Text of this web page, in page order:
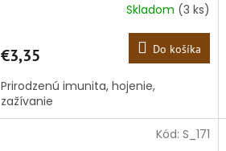
Skladom (3 ks)
€3,35 Do košíka
Prirodzenú imunita, hojenie,
zažívanie
Kód: S_171